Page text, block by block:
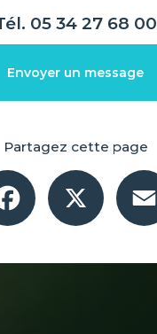
05 34 27 68 00
Envoyer un message
Partagez cette page
Facebook